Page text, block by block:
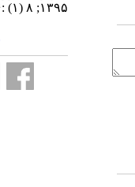
۱۳۹۵; ۸ (۱) :۳۶-۵۳